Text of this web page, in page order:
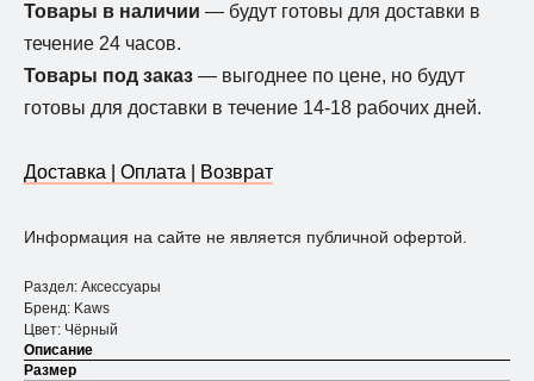
Товары в наличии — будут готовы для доставки в
течение 24 часов.
Товары под заказ — выгоднее по цене, но будут
готовы для доставки в течение 14-18 рабочих дней.
Доставка | Оплата | Возврат
Информация на сайте не является публичной офертой.
Раздел: Аксессуары
Бренд: Kaws
Цвет: Чёрный
Описание
Размер